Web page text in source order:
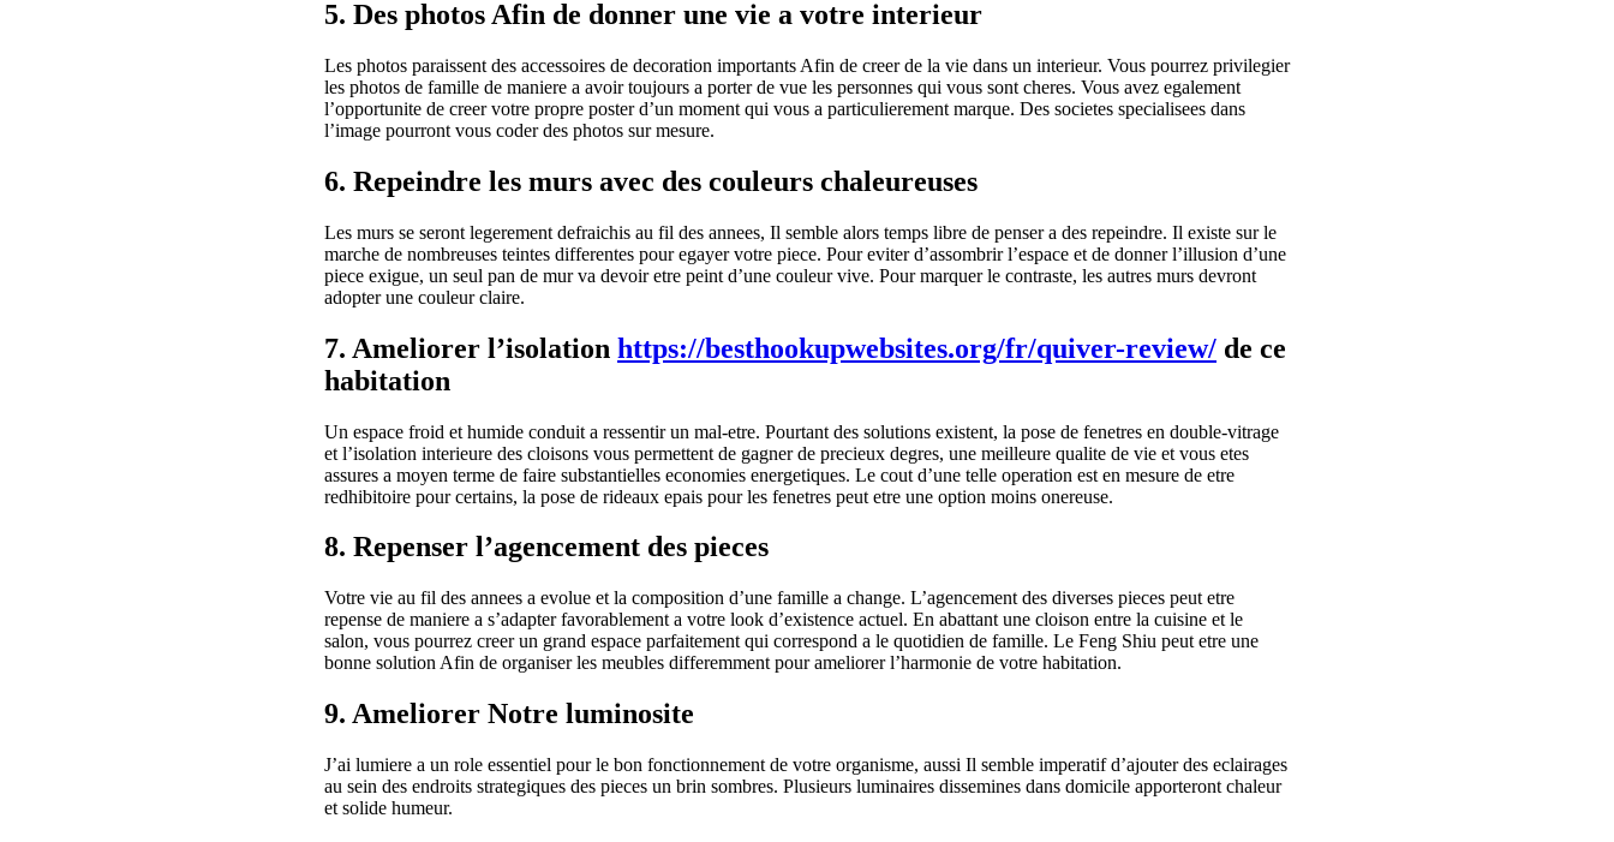
5. Des photos Afin de donner une vie a votre interieur
Les photos paraissent des accessoires de decoration importants Afin de creer de la vie dans un interieur. Vous pourrez privilegier
les photos de famille de maniere a avoir toujours a porter de vue les personnes qui vous sont cheres. Vous avez egalement
l’opportunite de creer votre propre poster d’un moment qui vous a particulierement marque. Des societes specialisees dans
l’image pourront vous coder des photos sur mesure.
6. Repeindre les murs avec des couleurs chaleureuses
Les murs se seront legerement defraichis au fil des annees, Il semble alors temps libre de penser a des repeindre. Il existe sur le
marche de nombreuses teintes differentes pour egayer votre piece. Pour eviter d’assombrir l’espace et de donner l’illusion d’une
piece exigue, un seul pan de mur va devoir etre peint d’une couleur vive. Pour marquer le contraste, les autres murs devront
adopter une couleur claire.
7. Ameliorer l’isolation https://besthookupwebsites.org/fr/quiver-review/ de ce
habitation
Un espace froid et humide conduit a ressentir un mal-etre. Pourtant des solutions existent, la pose de fenetres en double-vitrage
et l’isolation interieure des cloisons vous permettent de gagner de precieux degres, une meilleure qualite de vie et vous etes
assures a moyen terme de faire substantielles economies energetiques. Le cout d’une telle operation est en mesure de etre
redhibitoire pour certains, la pose de rideaux epais pour les fenetres peut etre une option moins onereuse.
8. Repenser l’agencement des pieces
Votre vie au fil des annees a evolue et la composition d’une famille a change. L’agencement des diverses pieces peut etre
repense de maniere a s’adapter favorablement a votre look d’existence actuel. En abattant une cloison entre la cuisine et le
salon, vous pourrez creer un grand espace parfaitement qui correspond a le quotidien de famille. Le Feng Shiu peut etre une
bonne solution Afin de organiser les meubles differemment pour ameliorer l’harmonie de votre habitation.
9. Ameliorer Notre luminosite
J’ai lumiere a un role essentiel pour le bon fonctionnement de votre organisme, aussi Il semble imperatif d’ajouter des eclairages
au sein des endroits strategiques des pieces un brin sombres. Plusieurs luminaires dissemines dans domicile apporteront chaleur
et solide humeur.